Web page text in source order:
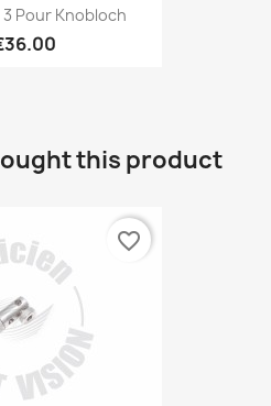
Pour Knobloch
this product
favorite_border